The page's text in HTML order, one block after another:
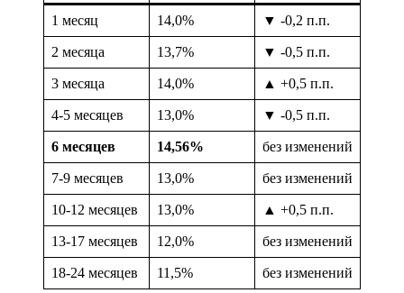
1 месяц 14,0% ▼ -0,2 п.п.
2 месяца 13,7% ▼ -0,5 п.п.
3 месяца 14,0% ▲ +0,5 п.п.
4-5 месяцев 13,0% ▼ -0,5 п.п.
6 месяцев 14,56% без изменений
7-9 месяцев 13,0% без изменений
10-12 месяцев 13,0% ▲ +0,5 п.п.
13-17 месяцев 12,0% без изменений
18-24 месяцев 11,5% без изменений